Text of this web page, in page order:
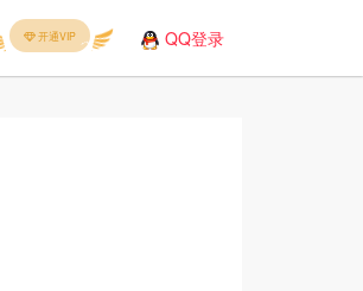
QQ登录
开通VIP